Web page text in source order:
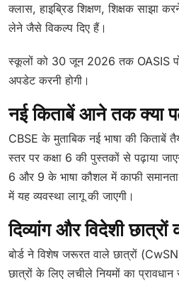
क्लास, हाइब्रिड शिक्षण, शिक्षक साझा
लेने जैसे विकल्प दिए हैं।
स्कूलों को 30 जून 2026 तक OASIS
अपडेट करनी होगी।
नई किताबें आने तक क्या
CBSE के मुताबिक नई भाषा की किताबें
स्तर पर कक्षा 6 की पुस्तकों से पढ़ाया
6 और 9 के भाषा कौशल में काफी
में यह व्यवस्था लागू की जाएगी।
दिव्यांग और विदेशी छात्रों
बोर्ड ने विशेष जरूरत वाले छात्रों
छात्रों के लिए लचीले नियमों का